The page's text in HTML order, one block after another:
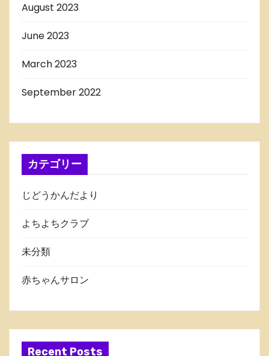
August 2023
June 2023
March 2023
September 2022
カテゴリー
じどうかんだより
よちよちクラブ
未分類
赤ちゃんサロン
Recent Posts